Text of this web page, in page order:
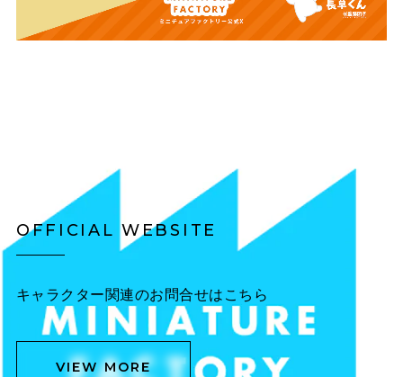
OFFICIAL WEBSITE
キャラクター関連のお問合せはこちら
VIEW MORE